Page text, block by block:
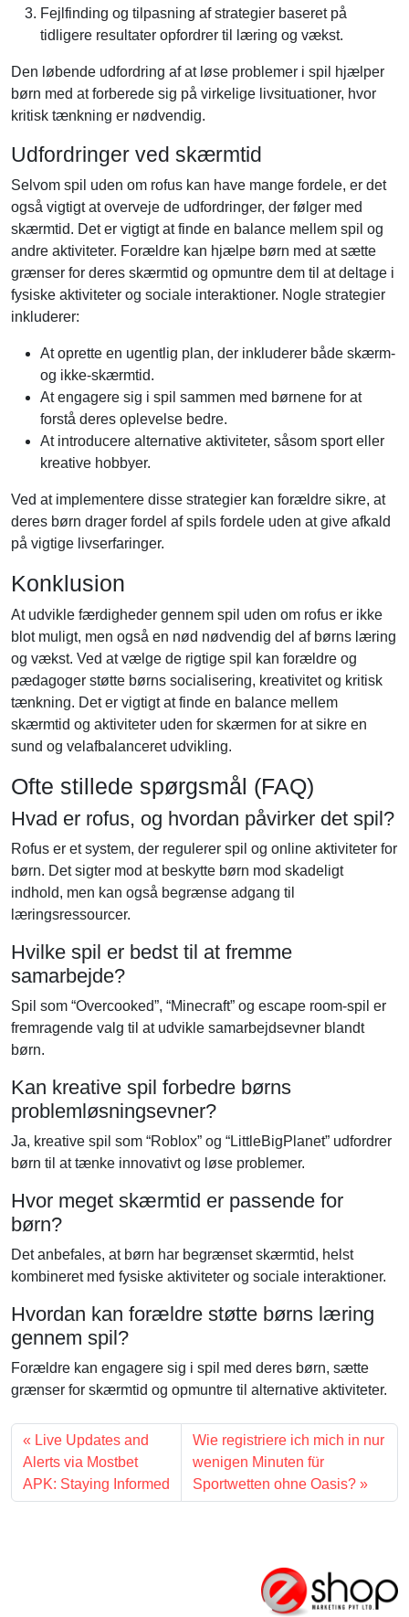
Fejlfinding og tilpasning af strategier baseret på
tidligere resultater opfordrer til læring og vækst.
Den løbende udfordring af at løse problemer i spil hjælper
børn med at forberede sig på virkelige livsituationer, hvor
kritisk tænkning er nødvendig.
Udfordringer ved skærmtid
Selvom spil uden om rofus kan have mange fordele, er det
også vigtigt at overveje de udfordringer, der følger med
skærmtid. Det er vigtigt at finde en balance mellem spil og
andre aktiviteter. Forældre kan hjælpe børn med at sætte
grænser for deres skærmtid og opmuntre dem til at deltage i
fysiske aktiviteter og sociale interaktioner. Nogle strategier
inkluderer:
At oprette en ugentlig plan, der inkluderer både skærm-
og ikke-skærmtid.
At engagere sig i spil sammen med børnene for at
forstå deres oplevelse bedre.
At introducere alternative aktiviteter, såsom sport eller
kreative hobbyer.
Ved at implementere disse strategier kan forældre sikre, at
deres børn drager fordel af spils fordele uden at give afkald
på vigtige livserfaringer.
Konklusion
At udvikle færdigheder gennem spil uden om rofus er ikke
blot muligt, men også en nød nødvendig del af børns læring
og vækst. Ved at vælge de rigtige spil kan forældre og
pædagoger støtte børns socialisering, kreativitet og kritisk
tænkning. Det er vigtigt at finde en balance mellem
skærmtid og aktiviteter uden for skærmen for at sikre en
sund og velafbalanceret udvikling.
Ofte stillede spørgsmål (FAQ)
Hvad er rofus, og hvordan påvirker det spil?
Rofus er et system, der regulerer spil og online aktiviteter for
børn. Det sigter mod at beskytte børn mod skadeligt
indhold, men kan også begrænse adgang til
læringsressourcer.
Hvilke spil er bedst til at fremme
samarbejde?
Spil som “Overcooked”, “Minecraft” og escape room-spil er
fremragende valg til at udvikle samarbejdsevner blandt
børn.
Kan kreative spil forbedre børns
problemløsningsevner?
Ja, kreative spil som “Roblox” og “LittleBigPlanet” udfordrer
børn til at tænke innovativt og løse problemer.
Hvor meget skærmtid er passende for
børn?
Det anbefales, at børn har begrænset skærmtid, helst
kombineret med fysiske aktiviteter og sociale interaktioner.
Hvordan kan forældre støtte børns læring
gennem spil?
Forældre kan engagere sig i spil med deres børn, sætte
grænser for skærmtid og opmuntre til alternative aktiviteter.
Live Updates and
Alerts via Mostbet
APK: Staying Informed
Wie registriere ich mich in nur
wenigen Minuten für
Sportwetten ohne Oasis?